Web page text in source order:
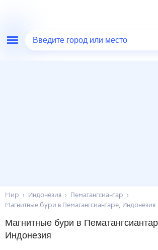
Введите город или место
Мир Индонезия
Пематангсиантар
Магнитные бури в Пематангсиантаре, Индонезия
Магнитные бури в
Индонезия